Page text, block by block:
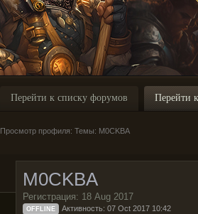
Перейти к списку форумов Перейти
Просмотр профиля: Темы: M0CKBA
M0CKBA
Регистрация: 18 Aug 2017
OFFLINE Активность: 07 Oct 2017 10:42